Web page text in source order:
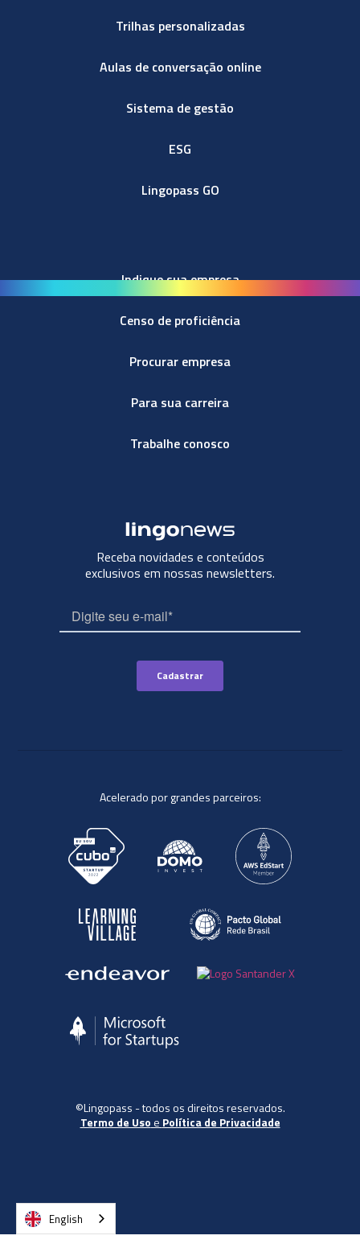
Trilhas personalizadas
Aulas de conversação online
Sistema de gestão
ESG
Lingopass GO
Indique sua empresa
Censo de proficiência
Procurar empresa
Para sua carreira
Trabalhe conosco
Receba novidades e conteúdos
exclusivos em nossas newsletters.
Acelerado por grandes parceiros:
©Lingopass - todos os direitos reservados.
Termo de Uso e Política de Privacidade
English